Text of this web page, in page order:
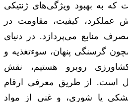
که به بهبود ویژگی‌های ژنتیکی
عملکرد، کیفیت، مقاومت در
منابع می‌پردازد. در دنیای
گرسنگی پنهان، سوءتغذیه و
کشاورزی روبرو هستیم، نقش
است. از طریق معرفی ارقام
یا شوری، و غنی از مواد